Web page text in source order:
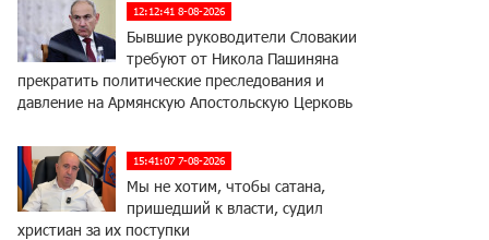
12:12:41 8-08-2026
Бывшие руководители Словакии
требуют от Никола Пашиняна
прекратить политические преследования и
давление на Армянскую Апостольскую Церковь
15:41:07 7-08-2026
Мы не хотим, чтобы сатана,
пришедший к власти, судил
христиан за их поступки